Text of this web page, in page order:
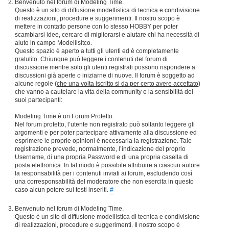
Benvenuto nel forum di Modeling Time.
Questo è un sito di diffusione modellistica di tecnica e condivisione
di realizzazioni, procedure e suggerimenti. Il nostro scopo è
mettere in contatto persone con lo stesso HOBBY per poter
scambiarsi idee, cercare di migliorarsi e aiutare chi ha necessità di
aiuto in campo Modellisitco.
Questo spazio è aperto a tutti gli utenti ed è completamente
gratutito. Chiunque può leggere i contenuti del forum di
discussione mentre solo gli utenti registrati possono rispondere a
discussioni già aperte o iniziarne di nuove. Il forum è soggetto ad
alcune regole (che una volta iscritto si da per certo avere accettato)
che vanno a cautelare la vita della community e la sensibilità dei
suoi partecipanti:
Modeling Time è un Forum Protetto.
Nel forum protetto, l’utente non registrato può soltanto leggere gli
argomenti e per poter partecipare attivamente alla discussione ed
esprimere le proprie opinioni è necessaria la registrazione. Tale
registrazione prevede, normalmente, l’indicazione del proprio
Username, di una propria Password e di una propria casella di
posta elettronica. In tal modo è possibile attribuire a ciascun autore
la responsabilità per i contenuti inviati ai forum, escludendo così
una corresponsabilità del moderatore che non esercita in questo
caso alcun potere sui testi inseriti. #
Benvenuto nel forum di Modeling Time.
Questo è un sito di diffusione modellistica di tecnica e condivisione
di realizzazioni, procedure e suggerimenti. Il nostro scopo è